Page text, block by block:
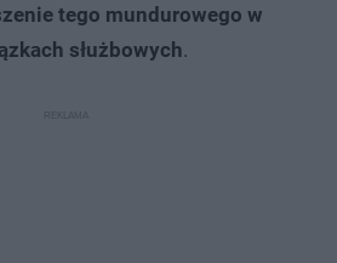
tego mundurowego w
służbowych.